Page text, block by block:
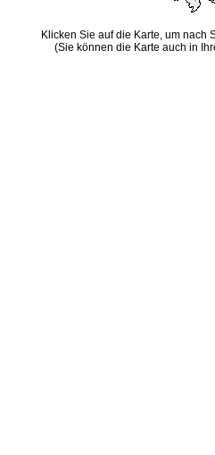
Klicken Sie auf die Karte, um nach
(Sie können die Karte auch in